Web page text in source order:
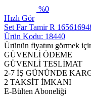
%0
Hızlı Gör
Set Far Tamir R
Ürün Kodu: 18440
Ürünün fiyatını görmek
GÜVENLİ ÖDEME
GÜVENLİ TESLİMAT
2-7 İŞ GÜNÜNDE
2 TAKSİT İMKANI
E-Bülten Aboneliği